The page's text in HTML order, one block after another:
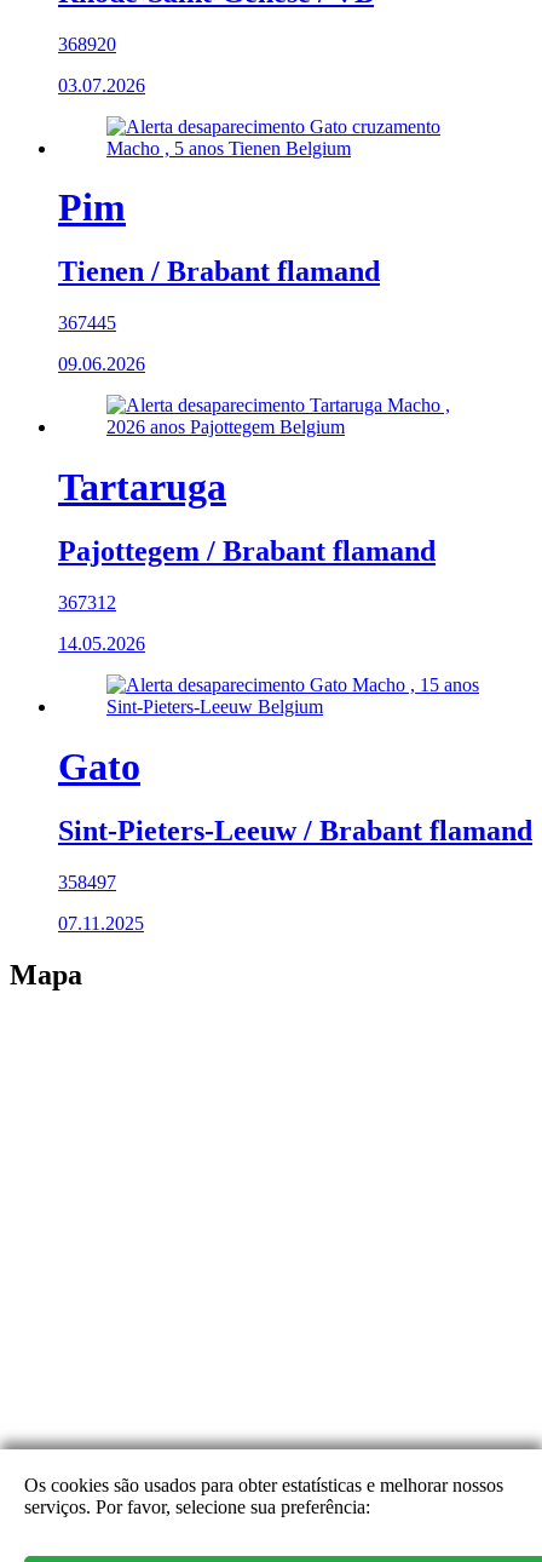
368920
03.07.2026
Pim
Tienen / Brabant flamand
367445
09.06.2026
Tartaruga
Pajottegem / Brabant flamand
367312
14.05.2026
Gato
Sint-Pieters-Leeuw / Brabant flamand
358497
07.11.2025
Mapa
Os cookies são usados para obter estatísticas e melhorar nossos
serviços. Por favor, selecione sua preferência: